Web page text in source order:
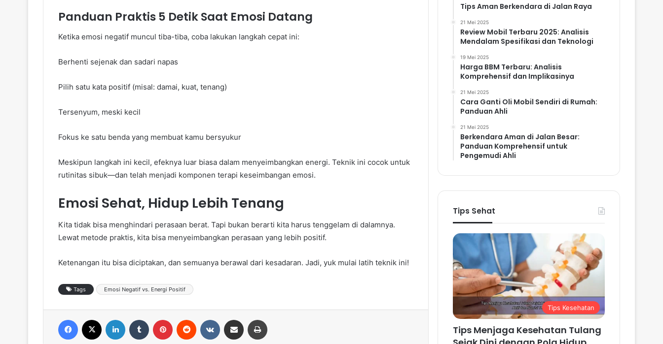
Panduan Praktis 5 Detik Saat Emosi Datang
Ketika emosi negatif muncul tiba-tiba, coba lakukan langkah cepat ini:
Berhenti sejenak dan sadari napas
Pilih satu kata positif (misal: damai, kuat, tenang)
Tersenyum, meski kecil
Fokus ke satu benda yang membuat kamu bersyukur
Meskipun langkah ini kecil, efeknya luar biasa dalam menyeimbangkan energi. Teknik ini cocok untuk
rutinitas sibuk—dan telah menjadi komponen terapi keseimbangan emosi.
Emosi Sehat, Hidup Lebih Tenang
Kita tidak bisa menghindari perasaan berat. Tapi bukan berarti kita harus tenggelam di dalamnya.
Lewat metode praktis, kita bisa menyeimbangkan perasaan yang lebih positif.
Ketenangan itu bisa diciptakan, dan semuanya berawal dari kesadaran. Jadi, yuk mulai latih teknik ini!
Tags Emosi Negatif vs. Energi Positif
Tips Aman Berkendara di Jalan Raya
21 Mei 2025
Review Mobil Terbaru 2025: Analisis
Mendalam Spesifikasi dan Teknologi
19 Mei 2025
Harga BBM Terbaru: Analisis
Komprehensif dan Implikasinya
21 Mei 2025
Cara Ganti Oli Mobil Sendiri di Rumah:
Panduan Ahli
21 Mei 2025
Berkendara Aman di Jalan Besar:
Panduan Komprehensif untuk
Pengemudi Ahli
Tips Sehat
Tips Kesehatan
Tips Menjaga Kesehatan Tulang